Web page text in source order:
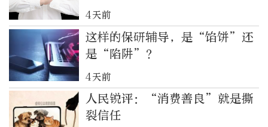
4天前
这样的保研辅导，是“馅饼”还
是“陷阱”？
4天前
人民锐评：“消费善良”就是撕
裂信任